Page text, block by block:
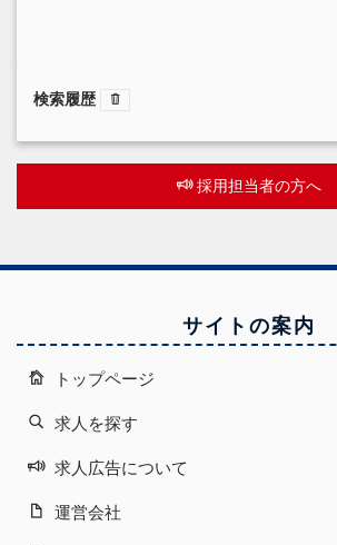
検索履歴
採用担当者の方へ
サイトの案内
トップページ
求人を探す
求人広告について
運営会社